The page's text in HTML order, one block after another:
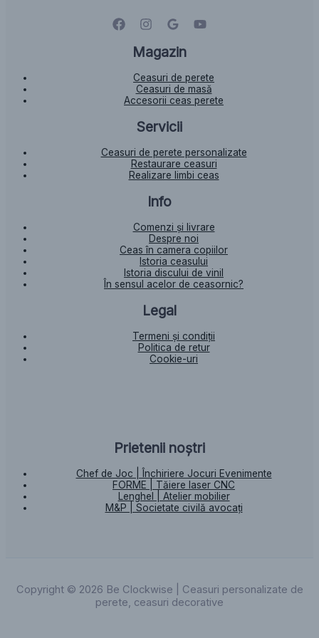
Magazin
Ceasuri de perete
Ceasuri de masă
Accesorii ceas perete
Servicii
Ceasuri de perete personalizate
Restaurare ceasuri
Realizare limbi ceas
Info
Comenzi și livrare
Despre noi
Ceas în camera copiilor
Istoria ceasului​
Istoria discului de vinil
În sensul acelor de ceasornic?
Legal
Termeni și condiții
Politica de retur
Cookie-uri
Prietenii noștri
Chef de Joc | Închiriere Jocuri Evenimente
FORME | Tăiere laser CNC
Lenghel | Atelier mobilier
M&P | Societate civilă avocați
Copyright © 2026 Be Clockwise | Ceasuri personalizate de
perete, ceasuri decorative